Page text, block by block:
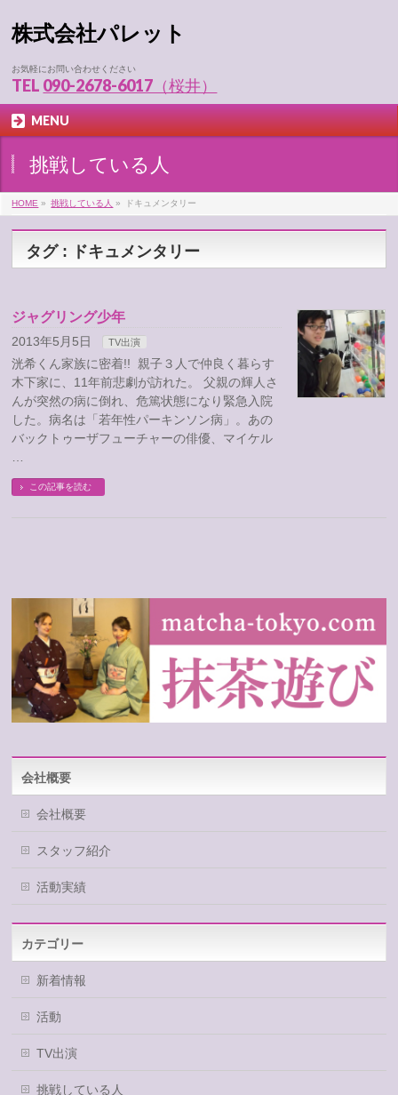
株式会社パレット
お気軽にお問い合わせください
TEL 090-2678-6017（桜井）
MENU
挑戦している人
HOME » 挑戦している人 » ドキュメンタリー
タグ : ドキュメンタリー
ジャグリング少年
2013年5月5日 TV出演
洸希くん家族に密着!! 親子３人で仲良く暮らす
木下家に、11年前悲劇が訪れた。 父親の輝人さ
んが突然の病に倒れ、危篤状態になり緊急入院
した。病名は「若年性パーキンソン病」。あの
バックトゥーザフューチャーの俳優、マイケル
この記事を読む
会社概要
会社概要
スタッフ紹介
活動実績
カテゴリー
新着情報
活動
TV出演
挑戦している人